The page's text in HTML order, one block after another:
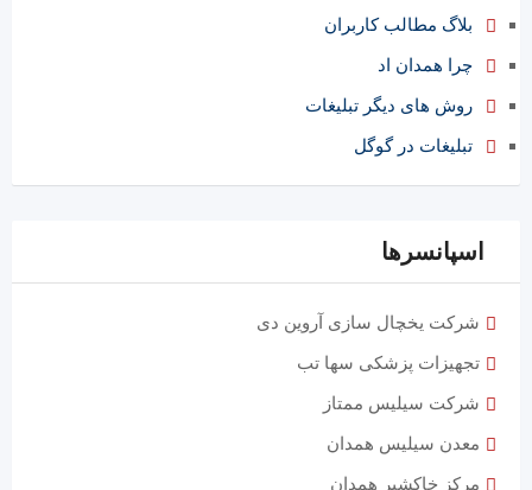
بلاگ مطالب کاربران
چرا همدان اد
روش های دیگر تبلیغات
تبلیغات در گوگل
اسپانسرها
شرکت یخچال سازی آروین دی
تجهیزات پزشکی سها تب
شرکت سیلیس ممتاز
معدن سیلیس همدان
مرکز خاکشیر همدان